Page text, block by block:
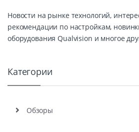
Новости на рынке технологий,
рекомендации по настройкам,
оборудования Qualvision и многое
Категории
Обзоры